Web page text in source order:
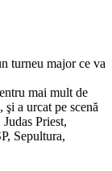
turneu major ce va
mai mult de
a urcat pe scenă
Priest,
Sepultura,